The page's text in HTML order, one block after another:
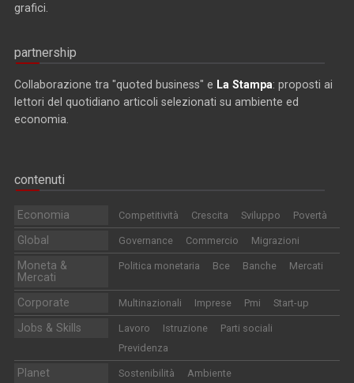
grafici.
partnership
Collaborazione tra "quoted business" e La Stampa: proposti ai
lettori del quotidiano articoli selezionati su ambiente ed
economia.
contenuti
Economia Competitività Crescita Sviluppo Povertà
Global Governance Commercio Migrazioni
Moneta &
Mercati
Politica monetaria Bce Banche Mercati
Corporate Multinazionali Imprese Pmi Start-up
Jobs & Skills Lavoro Istruzione
Parti sociali
Previdenza
Planet Sostenibilità Ambiente